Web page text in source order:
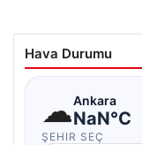
Hava Durumu
☁Ankara
NaN°C
ŞEHIR SEÇ